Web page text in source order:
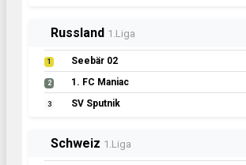
Russland 1.Liga
1 Seebär 02
2 1. FC Maniac
3 SV Sputnik
Schweiz 1.Liga